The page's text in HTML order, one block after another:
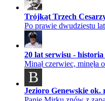
Trójkąt Trzech
Po prawie dwudziestu
20 lat serwisu -
Minął czerwiec, minęła
B
Jezioro Genewskie ok.